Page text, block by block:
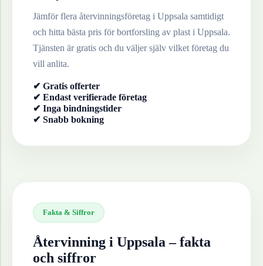
Jämför flera återvinningsföretag i Uppsala samtidigt
och hitta bästa pris för bortforsling av plast i Uppsala.
Tjänsten är gratis och du väljer själv vilket företag du
vill anlita.
✔ Gratis offerter
✔ Endast verifierade företag
✔ Inga bindningstider
✔ Snabb bokning
Fakta & Siffror
Återvinning i Uppsala – fakta
och siffror